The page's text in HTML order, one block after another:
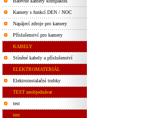
Kamery s funkcí DEN / NOC
Napájecí zdroje pro kamery
Příslušenství pro kamery
KABELY
Stíněné kabely a příslušenství
ELEKTROMATERIÁL
Elektroinstalační trubky
TEST neobjednávat
test
test